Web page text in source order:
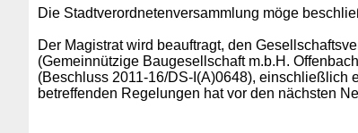
Die Stadtverordnetenversammlung möge
Der Magistrat wird beauftragt, den
(Gemeinnützige Baugesellschaft m.b.H.
(Beschluss 2011-16/DS-I(A)0648), einschließlich
betreffenden Regelungen hat vor den nächsten